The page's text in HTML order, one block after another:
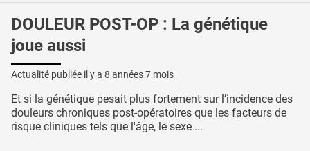
DOULEUR POST-OP : La génétique
joue aussi
Actualité publiée il y a 8 années 7 mois
Et si la génétique pesait plus fortement sur l’incidence des
douleurs chroniques post-opératoires que les facteurs de
risque cliniques tels que l'âge, le sexe ...